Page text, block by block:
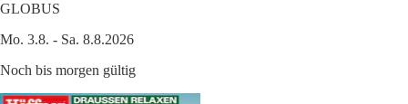
GLOBUS
Mo. 3.8. - Sa. 8.8.2026
Noch bis morgen gültig